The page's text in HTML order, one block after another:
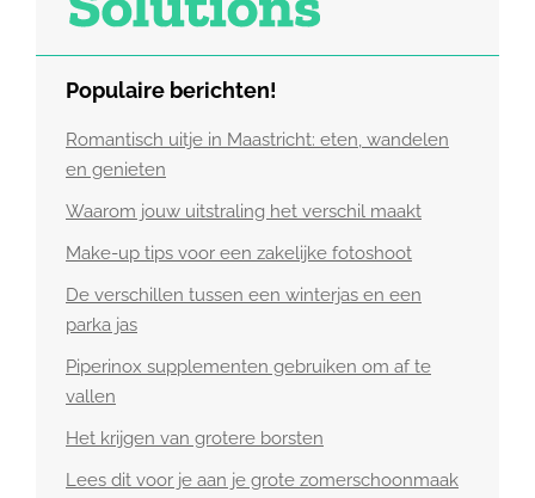
Populaire berichten!
Romantisch uitje in Maastricht: eten, wandelen
en genieten
Waarom jouw uitstraling het verschil maakt
Make-up tips voor een zakelijke fotoshoot
De verschillen tussen een winterjas en een
parka jas
Piperinox supplementen gebruiken om af te
vallen
Het krijgen van grotere borsten
Lees dit voor je aan je grote zomerschoonmaak